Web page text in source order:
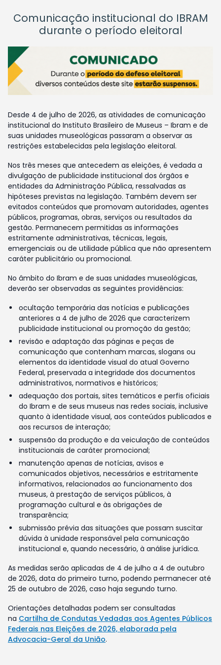
Comunicação institucional do IBRAM
durante o período eleitoral
Desde 4 de julho de 2026, as atividades de comunicação
institucional do Instituto Brasileiro de Museus – Ibram e de
suas unidades museológicas passaram a observar as
restrições estabelecidas pela legislação eleitoral.
Nos três meses que antecedem as eleições, é vedada a
divulgação de publicidade institucional dos órgãos e
entidades da Administração Pública, ressalvadas as
hipóteses previstas na legislação. Também devem ser
evitados conteúdos que promovam autoridades, agentes
públicos, programas, obras, serviços ou resultados da
gestão. Permanecem permitidas as informações
estritamente administrativas, técnicas, legais,
emergenciais ou de utilidade pública que não apresentem
caráter publicitário ou promocional.
No âmbito do Ibram e de suas unidades museológicas,
deverão ser observadas as seguintes providências:
ocultação temporária das notícias e publicações
anteriores a 4 de julho de 2026 que caracterizem
publicidade institucional ou promoção da gestão;
revisão e adaptação das páginas e peças de
comunicação que contenham marcas, slogans ou
elementos da identidade visual do atual Governo
Federal, preservada a integridade dos documentos
administrativos, normativos e históricos;
adequação dos portais, sites temáticos e perfis oficiais
do Ibram e de seus museus nas redes sociais, inclusive
quanto à identidade visual, aos conteúdos publicados e
aos recursos de interação;
suspensão da produção e da veiculação de conteúdos
institucionais de caráter promocional;
manutenção apenas de notícias, avisos e
comunicados objetivos, necessários e estritamente
informativos, relacionados ao funcionamento dos
museus, à prestação de serviços públicos, à
programação cultural e às obrigações de
transparência;
submissão prévia das situações que possam suscitar
dúvida à unidade responsável pela comunicação
institucional e, quando necessário, à análise jurídica.
As medidas serão aplicadas de 4 de julho a 4 de outubro
de 2026, data do primeiro turno, podendo permanecer até
25 de outubro de 2026, caso haja segundo turno.
Orientações detalhadas podem ser consultadas
na Cartilha de Condutas Vedadas aos Agentes Públicos
Federais nas Eleições de 2026, elaborada pela
Advocacia-Geral da União.